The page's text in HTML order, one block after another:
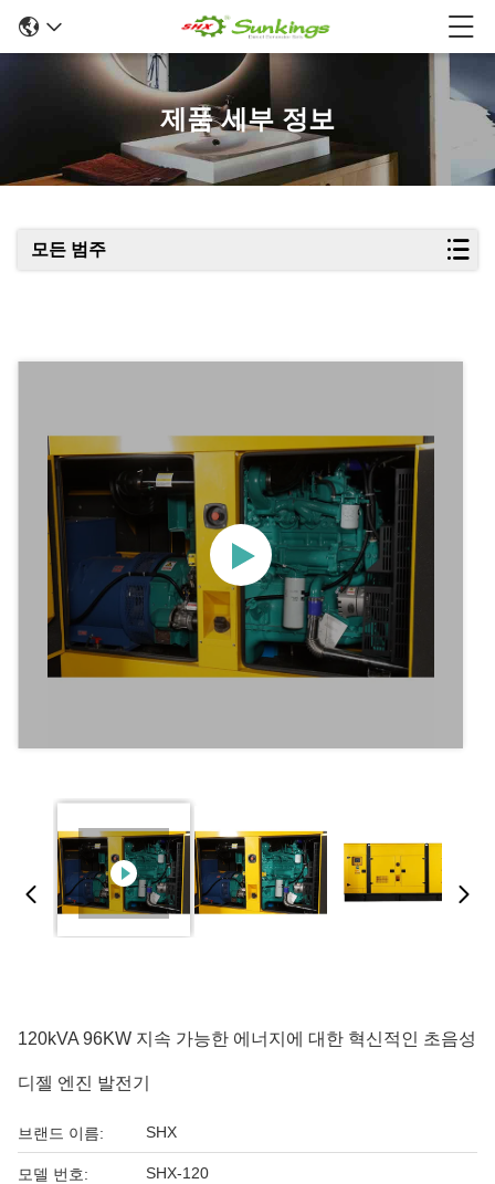
제품 세부 정보
모든 범주
120kVA 96KW 지속 가능한 에너지에 대한 혁신적인 초음성
디젤 엔진 발전기
브랜드 이름: SHX
모델 번호: SHX-120